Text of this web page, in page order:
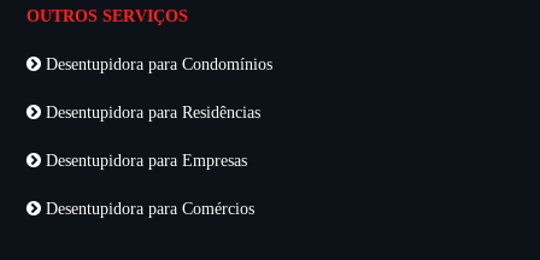
OUTROS SERVIÇOS
Desentupidora para Condomínios
Desentupidora para Residências
Desentupidora para Empresas
Desentupidora para Comércios